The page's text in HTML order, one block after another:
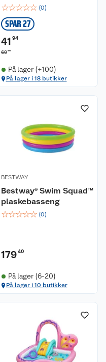
☆☆☆☆☆ (0)
SPAR 27
41 94
6990
På lager (+100)
På lager i 18 butikker
BESTWAY
Bestway® Swim Squad™
plaskebasseng
☆☆☆☆☆ (0)
17940
På lager (6-20)
På lager i 10 butikker